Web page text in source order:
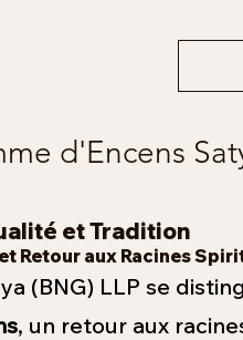
d'Encens
et Tradition
Retour aux Racines
(BNG) LLP se
, un retour aux